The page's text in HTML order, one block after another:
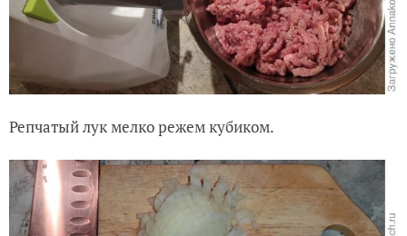
Репчатый лук мелко режем кубиком.